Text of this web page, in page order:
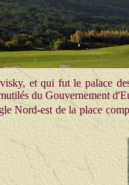
et qui fut le palace
du Gouvernement
Nord-est de la place